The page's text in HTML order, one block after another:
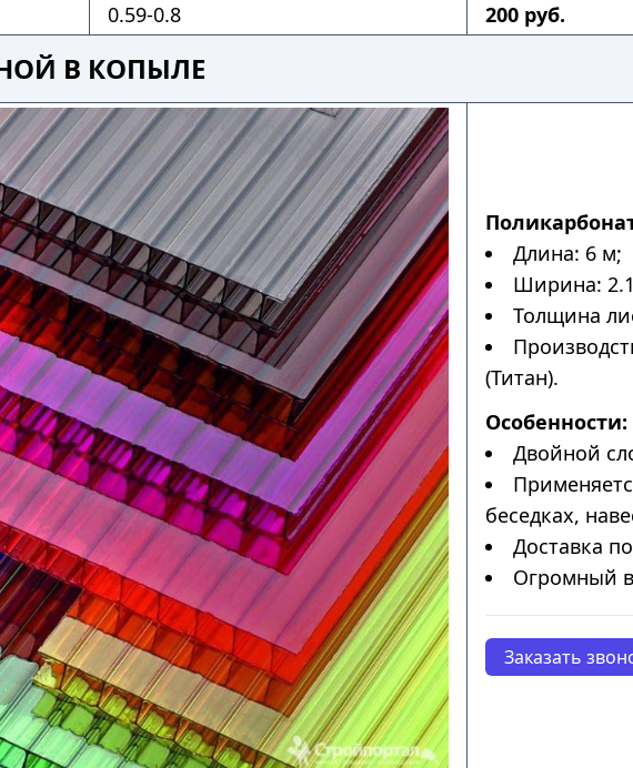
0.59-0.8 200 руб.
В КОПЫЛЕ
Длина: 6 м;
Ширина:
Толщина
(Титан).
Особенности:
Двойной
беседках,
Доставка
Огромный
Заказать